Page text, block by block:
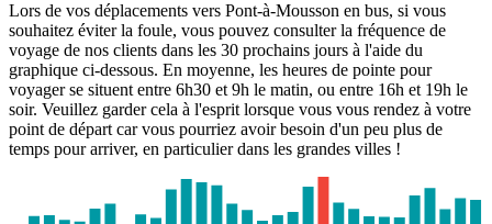
Lors de vos déplacements vers Pont-à-Mousson en bus, si vous
souhaitez éviter la foule, vous pouvez consulter la fréquence de
voyage de nos clients dans les 30 prochains jours à l'aide du
graphique ci-dessous. En moyenne, les heures de pointe pour
voyager se situent entre 6h30 et 9h le matin, ou entre 16h et 19h le
soir. Veuillez garder cela à l'esprit lorsque vous vous rendez à votre
point de départ car vous pourriez avoir besoin d'un peu plus de
temps pour arriver, en particulier dans les grandes villes !